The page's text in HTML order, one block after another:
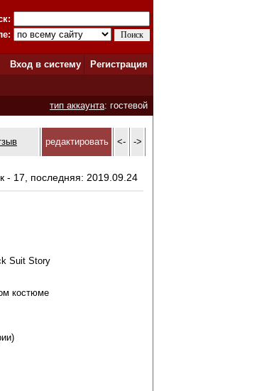
Вход в систему
Регистрация
тип аккаунта: гостевой
редактировать <- ->
- 17, последняя: 2019.09.24
Suit Story
костюме